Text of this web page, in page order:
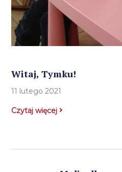
Witaj, Tymku!
11 lutego 2021
Czytaj więcej